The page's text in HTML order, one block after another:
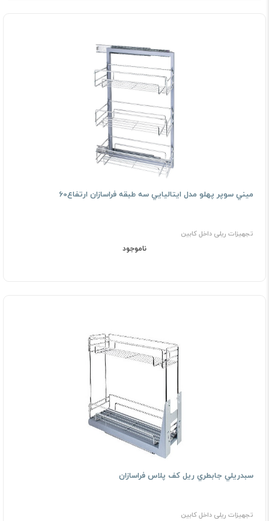
ﻣﻴﻨﻲ ﺳﻮﭘﺮ ﭘﻬﻠﻮ ﻣﺪل اﻳﺘﺎﻟﻴﺎﻳﻲ سه طبقه فراسازان ارتفاع60
تجهیزات ریلی داخل کابین
ناموجود
ﺳﺒﺪرﻳﻠﻲ ﺟﺎﺑﻄﺮي رﻳﻞ ﻛﻒ ﭘﻼس فراسازان
تجهیزات ریلی داخل کابین